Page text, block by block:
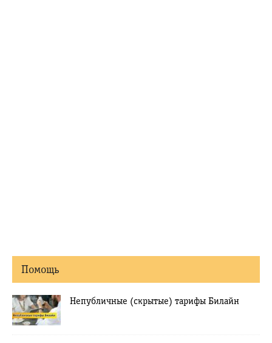
Помощь
Непубличные (скрытые) тарифы Билайн